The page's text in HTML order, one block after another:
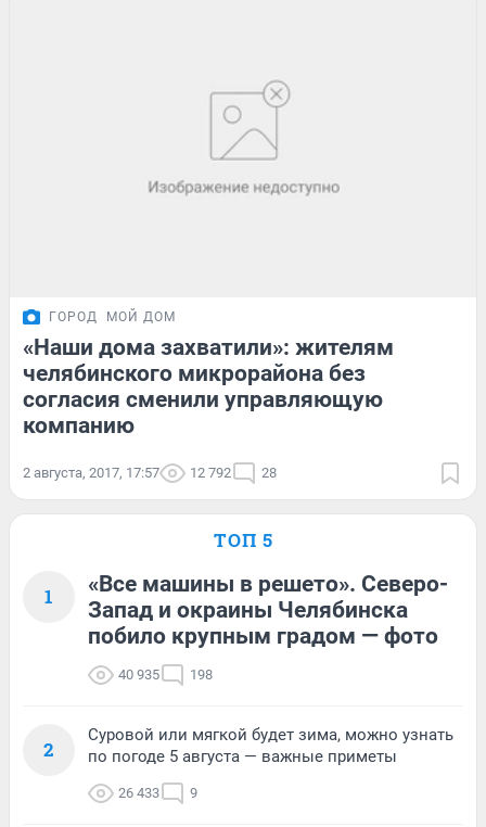
ГОРОД МОЙ ДОМ
«Наши дома захватили»: жителям
челябинского микрорайона без
согласия сменили управляющую
компанию
2 августа, 2017, 17:57 12 792 28
ТОП 5
1
«Все машины в решето». Северо-
Запад и окраины Челябинска
побило крупным градом — фото
40 935 198
2
Суровой или мягкой будет зима, можно узнать
по погоде 5 августа — важные приметы
26 433 9